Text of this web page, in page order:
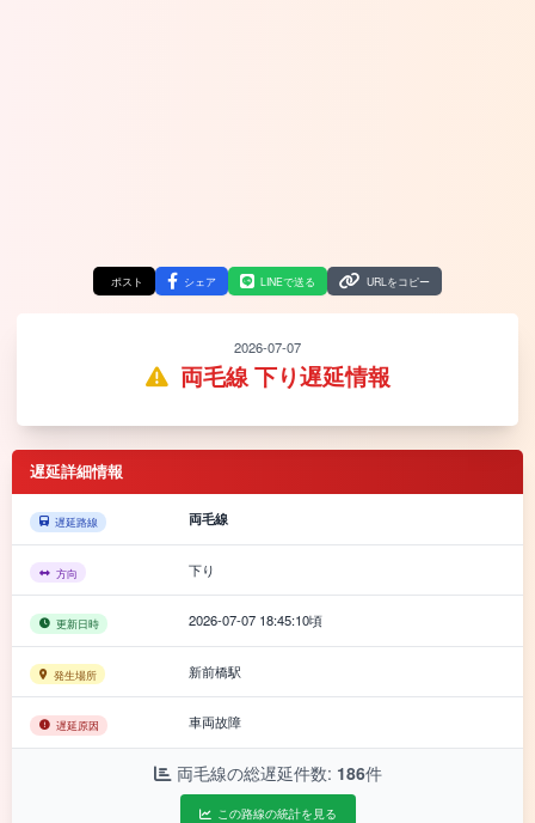
ポスト シェア LINEで送る URLをコピー
2026-07-07
両毛線 下り遅延情報
遅延詳細情報
遅延路線 両毛線
方向 下り
更新日時 2026-07-07 18:45:10頃
発生場所 新前橋駅
遅延原因 車両故障
両毛線の総遅延件数: 186件
この路線の統計を見る